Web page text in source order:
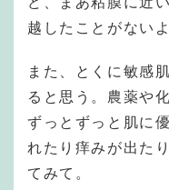
越したことがないよ
また、とくに敏感
ると思う。農薬や
ずっとずっと肌に
れたり痒みが出た
てみて。